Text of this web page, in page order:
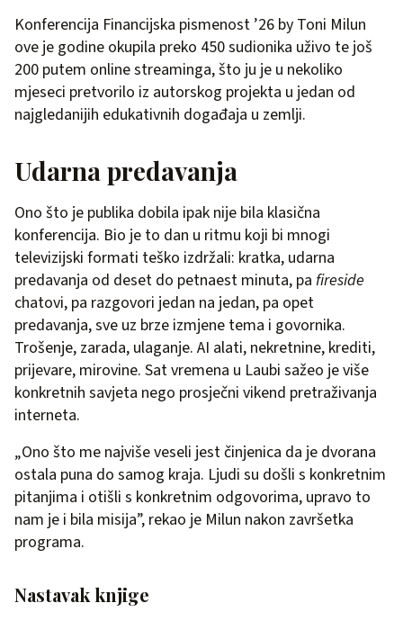
Konferencija Financijska pismenost ’26 by Toni Milun
ove je godine okupila preko 450 sudionika uživo te još
200 putem online streaminga, što ju je u nekoliko
mjeseci pretvorilo iz autorskog projekta u jedan od
najgledanijih edukativnih događaja u zemlji.
Udarna predavanja
Ono što je publika dobila ipak nije bila klasična
konferencija. Bio je to dan u ritmu koji bi mnogi
televizijski formati teško izdržali: kratka, udarna
predavanja od deset do petnaest minuta, pa fireside
chatovi, pa razgovori jedan na jedan, pa opet
predavanja, sve uz brze izmjene tema i govornika.
Trošenje, zarada, ulaganje. AI alati, nekretnine, krediti,
prijevare, mirovine. Sat vremena u Laubi sažeo je više
konkretnih savjeta nego prosječni vikend pretraživanja
interneta.
„Ono što me najviše veseli jest činjenica da je dvorana
ostala puna do samog kraja. Ljudi su došli s konkretnim
pitanjima i otišli s konkretnim odgovorima, upravo to
nam je i bila misija”, rekao je Milun nakon završetka
programa.
Nastavak knjige